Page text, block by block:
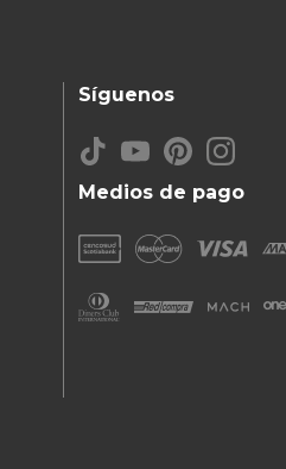
Medios de pago
Síguenos